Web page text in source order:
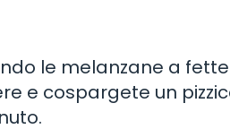
le melanzane a
e cospargete un